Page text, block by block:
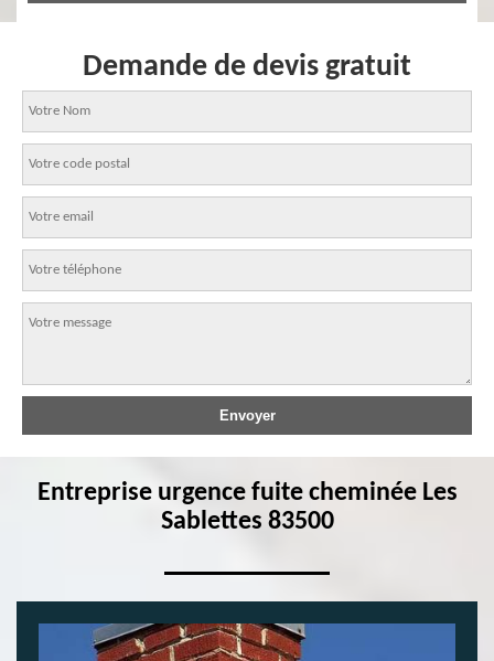
Demande de devis gratuit
Entreprise urgence fuite cheminée Les
Sablettes 83500